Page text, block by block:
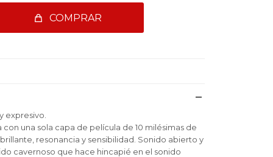
COMPRAR
expresivo.
con una sola capa de película de 10 milésimas de
resonancia y sensibilidad. Sonido abierto y
cavernoso que hace hincapié en el sonido